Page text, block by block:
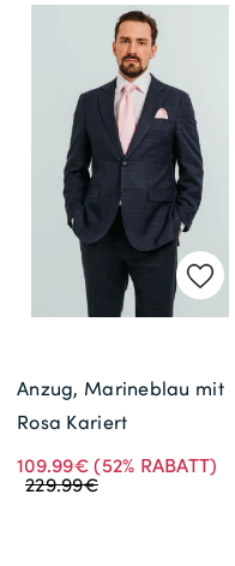
Anzug, Marineblau mit
Rosa Kariert
109.99€(52% RABATT)
229.99€